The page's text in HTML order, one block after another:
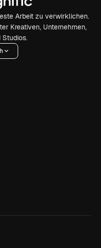
Arbeit zu verwirklichen.
Kreativen, Unternehmen,
Studios.